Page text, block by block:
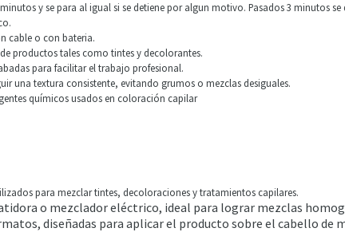
y se para al igual si se detiene por algun motivo. Pasados 3 minutos se
cable o con bateria.
productos tales como tintes y decolorantes.
para facilitar el trabajo profesional.
una textura consistente, evitando grumos o mezclas desiguales.
químicos usados en coloración capilar
para mezclar tintes, decoloraciones y tratamientos capilares.
o mezclador eléctrico, ideal para lograr mezclas
diseñadas para aplicar el producto sobre el cabello de